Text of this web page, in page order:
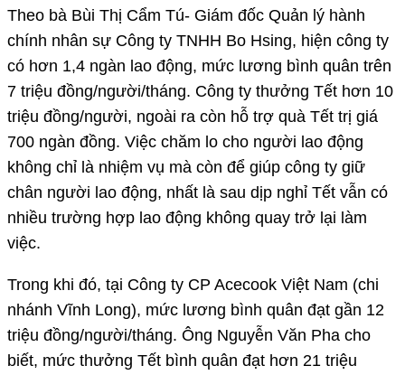
Theo bà Bùi Thị Cẩm Tú- Giám đốc Quản lý hành
chính nhân sự Công ty TNHH Bo Hsing, hiện công ty
có hơn 1,4 ngàn lao động, mức lương bình quân trên
7 triệu đồng/người/tháng. Công ty thưởng Tết hơn 10
triệu đồng/người, ngoài ra còn hỗ trợ quà Tết trị giá
700 ngàn đồng. Việc chăm lo cho người lao động
không chỉ là nhiệm vụ mà còn để giúp công ty giữ
chân người lao động, nhất là sau dịp nghỉ Tết vẫn có
nhiều trường hợp lao động không quay trở lại làm
việc.
Trong khi đó, tại Công ty CP Acecook Việt Nam (chi
nhánh Vĩnh Long), mức lương bình quân đạt gần 12
triệu đồng/người/tháng. Ông Nguyễn Văn Pha cho
biết, mức thưởng Tết bình quân đạt hơn 21 triệu